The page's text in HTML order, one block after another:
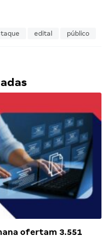
edital público
ofertam 3.551